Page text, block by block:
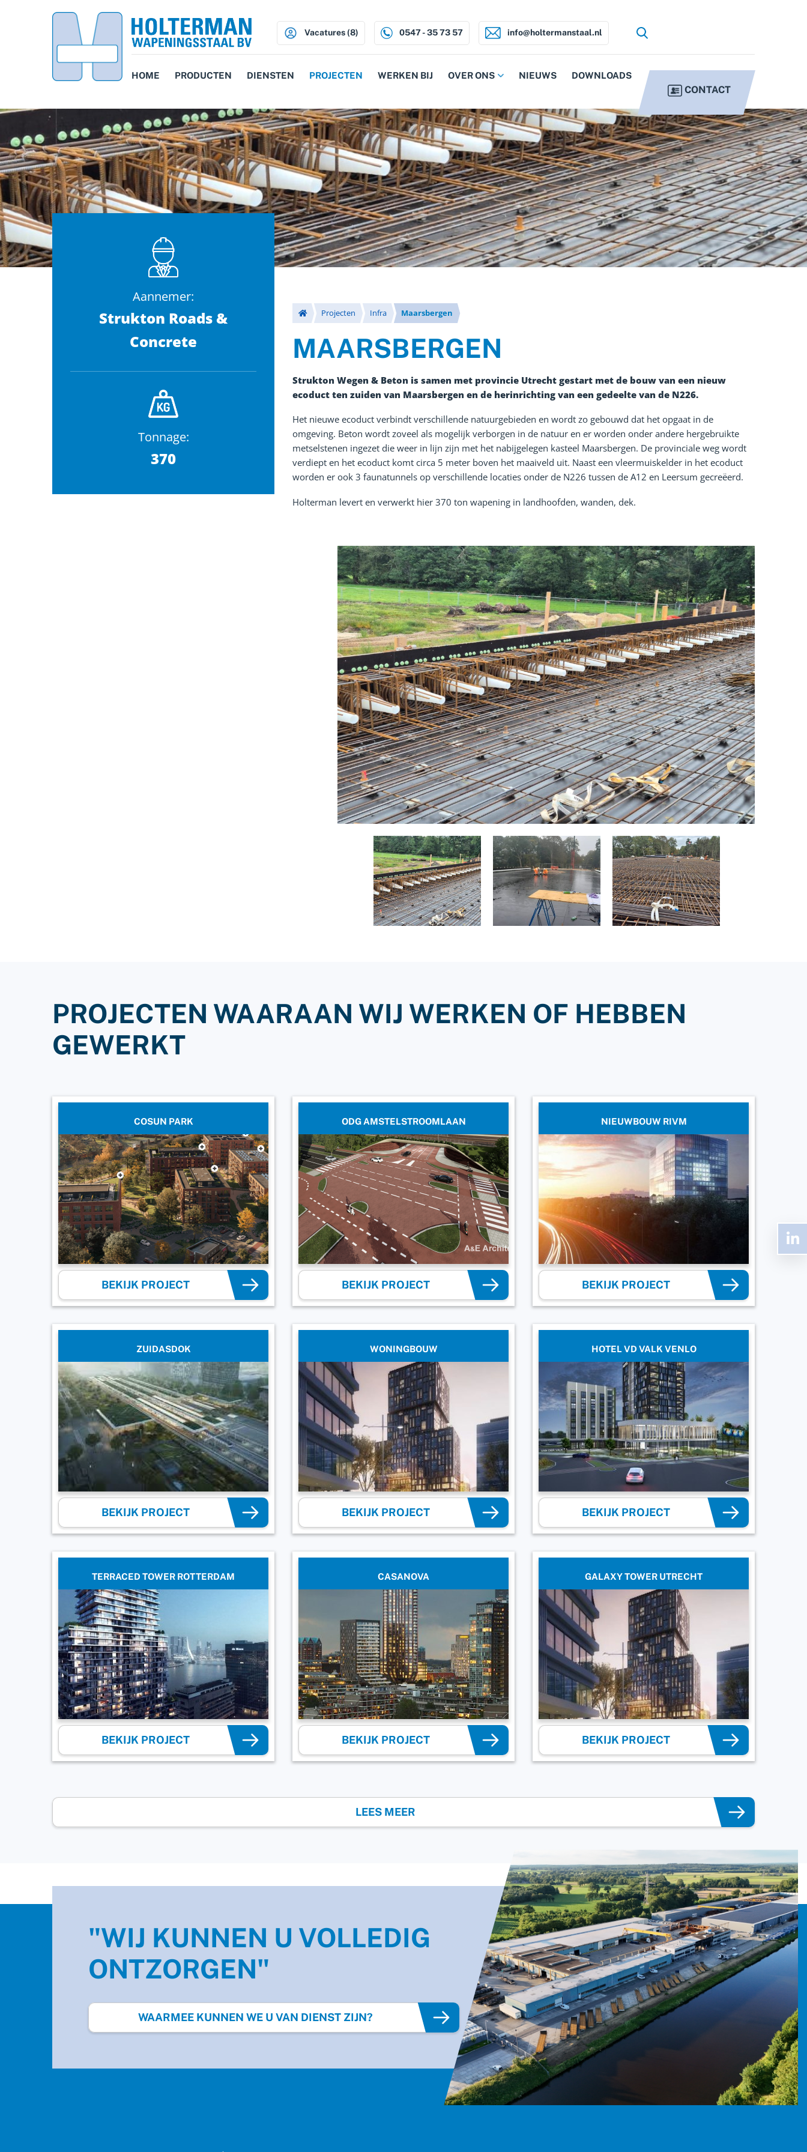
Vacatures (8) 0547 - 35 73 57 info@holtermanstaal.nl
HOME PRODUCTEN DIENSTEN PROJECTEN WERKEN BIJ OVER ONS NIEUWS DOWNLOADS
CONTACT
Aannemer:
Strukton Roads &
Concrete
Tonnage:
370
Projecten Infra Maarsbergen
MAARSBERGEN
Strukton Wegen & Beton is samen met provincie Utrecht gestart met de bouw van een nieuw
ecoduct ten zuiden van Maarsbergen en de herinrichting van een gedeelte van de N226.
Het nieuwe ecoduct verbindt verschillende natuurgebieden en wordt zo gebouwd dat het opgaat in de
omgeving. Beton wordt zoveel als mogelijk verborgen in de natuur en er worden onder andere hergebruikte
metselstenen ingezet die weer in lijn zijn met het nabijgelegen kasteel Maarsbergen. De provinciale weg wordt
verdiept en het ecoduct komt circa 5 meter boven het maaiveld uit. Naast een vleermuiskelder in het ecoduct
worden er ook 3 faunatunnels op verschillende locaties onder de N226 tussen de A12 en Leersum gecreëerd.
Holterman levert en verwerkt hier 370 ton wapening in landhoofden, wanden, dek.
PROJECTEN WAARAAN WIJ WERKEN OF HEBBEN
GEWERKT
COSUN PARK
BEKIJK PROJECT
ODG AMSTELSTROOMLAAN
BEKIJK PROJECT
NIEUWBOUW RIVM
BEKIJK PROJECT
ZUIDASDOK
BEKIJK PROJECT
WONINGBOUW
BEKIJK PROJECT
HOTEL VD VALK VENLO
BEKIJK PROJECT
TERRACED TOWER ROTTERDAM
BEKIJK PROJECT
CASANOVA
BEKIJK PROJECT
GALAXY TOWER UTRECHT
BEKIJK PROJECT
LEES MEER
"WIJ KUNNEN U VOLLEDIG
ONTZORGEN"
WAARMEE KUNNEN WE U VAN DIENST ZIJN?